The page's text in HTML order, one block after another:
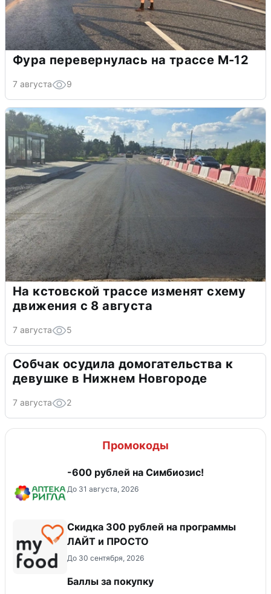
Фура перевернулась на трассе М-12
7 августа 9
На кстовской трассе изменят схему
движения с 8 августа
7 августа 5
Собчак осудила домогательства к
девушке в Нижнем Новгороде
7 августа 2
Промокоды
-600 рублей на Симбиозис!
До 31 августа, 2026
​Скидка 300 рублей на программы
ЛАЙТ и ПРОСТО
До 30 сентября, 2026
Баллы за покупку